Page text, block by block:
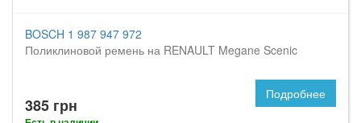
BOSCH 1 987 947 972
Поликлиновой ремень на RENAULT Megane Scenic
385 грн
Подробнее